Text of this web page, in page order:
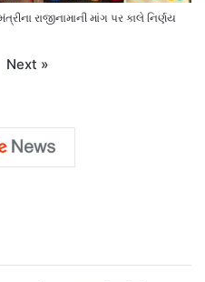
રાજીનામાની માંગ પર કાલે નિર્ણય
Next »